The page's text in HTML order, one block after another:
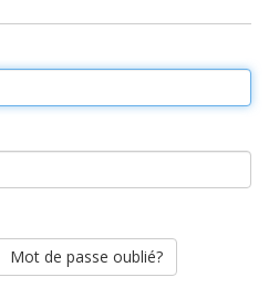
Mot de passe oublié?